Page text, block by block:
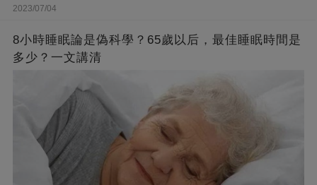
2023/07/04
8小時睡眠論是偽科學？65歲以后，最佳睡眠時間是
多少？一文講清